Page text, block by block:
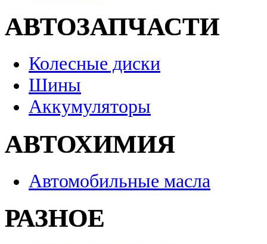
АВТОЗАПЧАСТИ
Колесные диски
Шины
Аккумуляторы
АВТОХИМИЯ
Автомобильные масла
РАЗНОЕ